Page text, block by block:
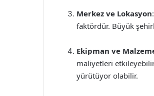
Merkez ve Lokasyon
faktördür. Büyük
Ekipman ve
maliyetleri
yürütüyor olabilir.